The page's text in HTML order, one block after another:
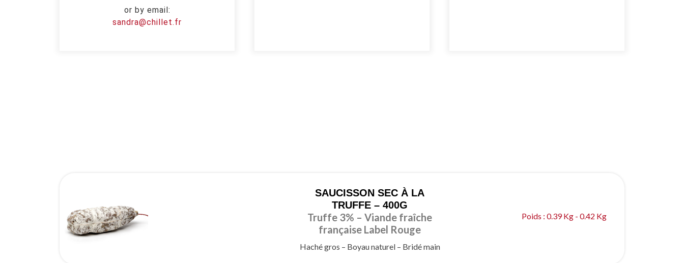
or by email:
sandra@chillet.fr
SAUCISSON SEC À LA
TRUFFE – 400G
Truffe 3% – Viande fraîche
française Label Rouge
Haché gros – Boyau naturel – Bridé main
Poids : 0.39 Kg - 0.42 Kg